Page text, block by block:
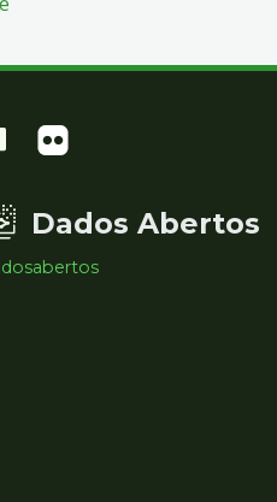
Dados Abertos